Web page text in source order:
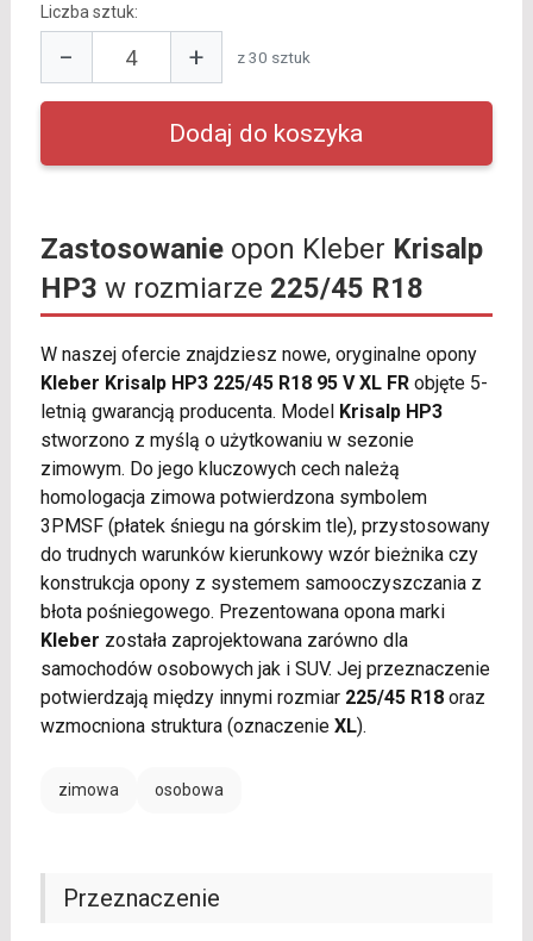
Liczba sztuk:
− + z 30 sztuk
Zastosowanieopon Kleber Krisalp
HP3 w rozmiarze 225/45 R18
W naszej ofercie znajdziesz nowe, oryginalne opony
Kleber Krisalp HP3 225/45 R18 95 V XL FRobjęte 5-
letnią gwarancją producenta. Model Krisalp HP3
stworzono z myślą o użytkowaniu w sezonie
zimowym. Do jego kluczowych cech należą
homologacja zimowa potwierdzona symbolem
3PMSF (płatek śniegu na górskim tle), przystosowany
do trudnych warunków kierunkowy wzór bieżnika czy
konstrukcja opony z systemem samooczyszczania z
błota pośniegowego. Prezentowana opona marki
Kleber została zaprojektowana zarówno dla
samochodów osobowych jak i SUV. Jej przeznaczenie
potwierdzają między innymi rozmiar 225/45 R18oraz
wzmocniona struktura (oznaczenie XL).
zimowa osobowa
Przeznaczenie